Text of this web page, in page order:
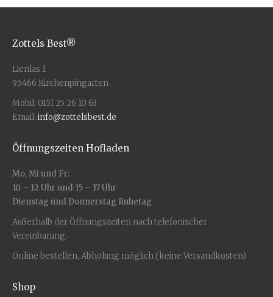
Zottels Best®
Lienlas 1
95466 Kirchenpingarten
Mobil: 0151 25 26 10 63
Email: info@zottelsbest.de
Öffnungszeiten Hofladen
Mo, Mi und Fr:
10 – 12 Uhr und 15 – 17 Uhr
Dienstag und Donnerstag Ruhetag
Außerhalb der Öffnungszeiten nach telefonischer
Vereinbarung.
Online bestellen, Abholung möglich (keine Versandkosten)
Shop